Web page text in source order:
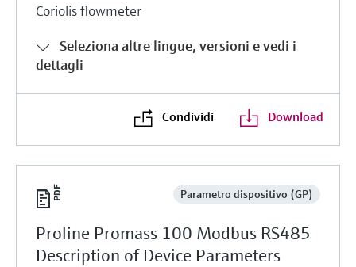
Coriolis flowmeter
Seleziona altre lingue, versioni e vedi i
dettagli
Condividi Download
Parametro dispositivo (GP)
Proline Promass 100 Modbus RS485
Description of Device Parameters